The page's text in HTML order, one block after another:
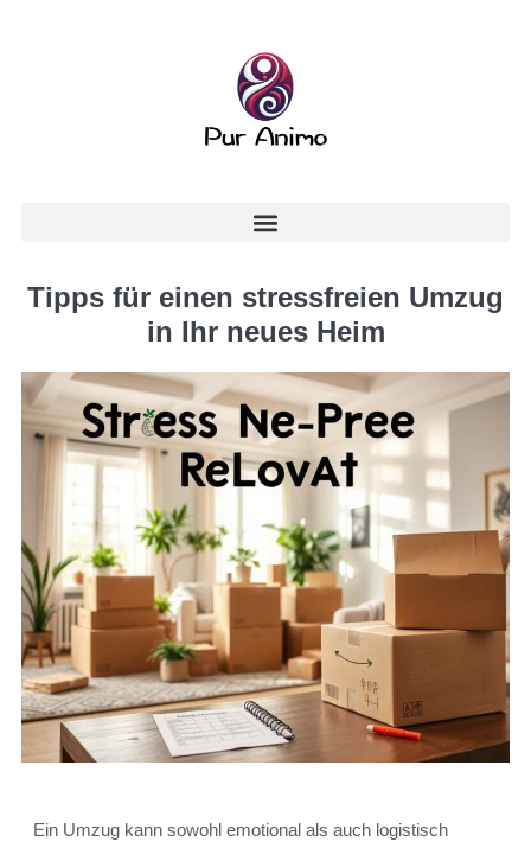
Tipps für einen stressfreien Umzug
in Ihr neues Heim
Ein Umzug kann sowohl emotional als auch logistisch